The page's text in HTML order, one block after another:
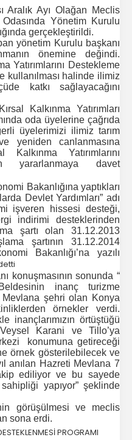
Aralık Ayı Olağan Meclis
Yönetim Kurulu
gerçekleştirildi.
yönetim Kurulu başkanı
önemine değindi.
Yatırımlarını Destekleme
kullanılması halinde ilimiz
katkı sağlayacağını
Yatırımları
oda üyelerine çağrıda
üyelerimizi i limiz tarım
yeniden canlanmasına
Yatırımlarını
yararlanmaya davet
Bakanlığına yaptıkları
Devlet Yardımları” adı
işveren hissesi desteği,
indirimi desteklerinden
şartı olan 31.12.2013
şartının 31.12.2014
Bakanlığı’na yazılı
sonunda “
inanç turizme
Mevlana şehri olan Konya
örnekler verdi.
inançlarımızın örtüştüğü
Karani ve Tillo’ya
konumuna getireceği
örnek gösterilebilecek ve
anılan Hazreti Mevlana 7
ediliyor ve bu sayede
yapıyor” şeklinde
görüşülmesi ve meclis
sona erdi.
PROGRAMI